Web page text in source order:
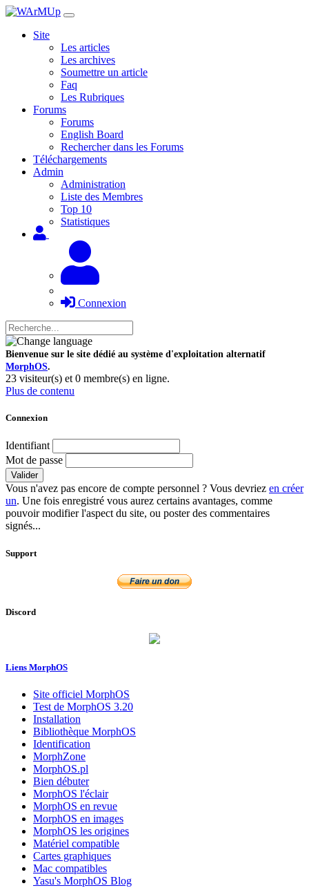
Site
Les articles
Les archives
Soumettre un article
Faq
Les Rubriques
Forums
Forums
English Board
Rechercher dans les Forums
Téléchargements
Admin
Administration
Liste des Membres
Top 10
Statistiques
Connexion
Bienvenue sur le site dédié au système d'exploitation alternatif
MorphOS.
23 visiteur(s) et 0 membre(s) en ligne.
Plus de contenu
Connexion
Identifiant
Mot de passe
Valider
Vous n'avez pas encore de compte personnel ? Vous devriez en créer
un. Une fois enregistré vous aurez certains avantages, comme
pouvoir modifier l'aspect du site, ou poster des commentaires
signés...
Support
Discord
Liens MorphOS
Site officiel MorphOS
Test de MorphOS 3.20
Installation
Bibliothèque MorphOS
Identification
MorphZone
MorphOS.pl
Bien débuter
MorphOS l'éclair
MorphOS en revue
MorphOS en images
MorphOS les origines
Matériel compatible
Cartes graphiques
Mac compatibles
Yasu's MorphOS Blog